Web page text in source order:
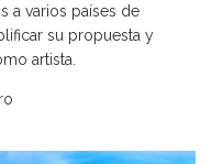
a varios países de
su propuesta y
artista.